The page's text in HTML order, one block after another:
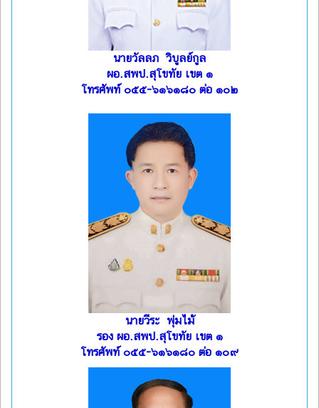
นายวัลลภ วิบูลย์กูล
ผอ.สพป.สุโขทัย เขต ๑
โทรศัพท์ ๐๕๕-๖๑๖๑๘๐ ต่อ ๑๐๒
นายวีระ พุ่มไม้
รอง ผอ.สพป.สุโขทัย เขต ๑
โทรศัพท์ ๐๕๕-๖๑๖๑๘๐ ต่อ ๑๐๙